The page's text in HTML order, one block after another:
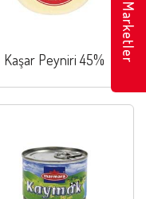
Kaşar Peyniri 45% Marketler